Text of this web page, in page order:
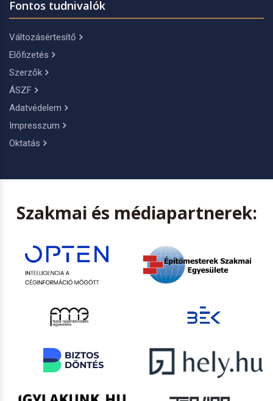
Fontos tudnivalók
Változásértesítő
Előfizetés
Szerzők
ÁSZF
Adatvédelem
Impresszum
Oktatás
Szakmai és médiapartnerek: